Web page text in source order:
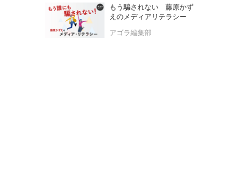
もう騙されない 藤原かず
えのメディアリテラシー
アゴラ編集部